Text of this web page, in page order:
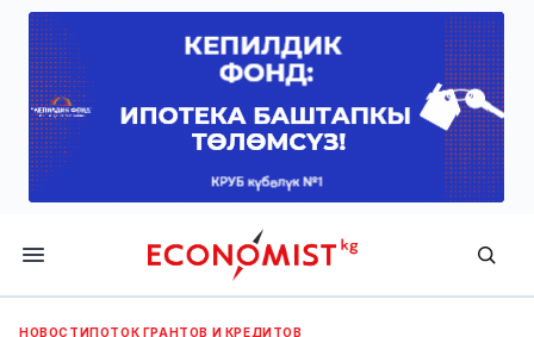
Economist.kg
НОВОСТИПОТОК ГРАНТОВ И КРЕДИТОВ